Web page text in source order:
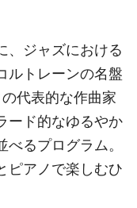
、ジャズにおける
ルトレーンの名盤
代表的な作曲家
ード的なゆるやか
るプログラム。
ピアノで楽しむひ